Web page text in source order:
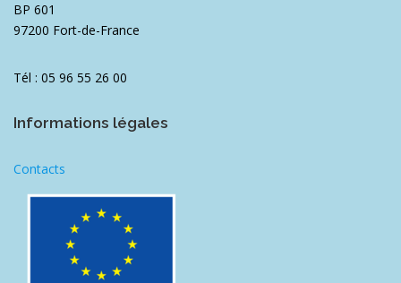
BP 601
97200 Fort-de-France
Tél : 05 96 55 26 00
Informations légales
Contacts